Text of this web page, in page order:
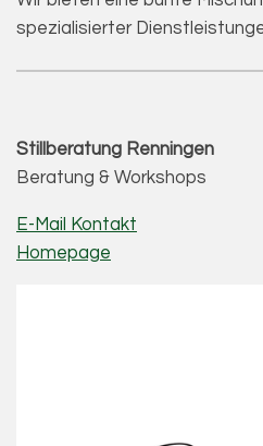
spezialisierter
Stillberatung Renningen
Beratung & Workshops
E-Mail Kontakt
Homepage